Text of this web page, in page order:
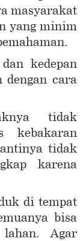
masyarakat
yang minim
kedepan
dengan cara
tidak
kebakaran
tidak
karena
di tempat
bisa
Agar